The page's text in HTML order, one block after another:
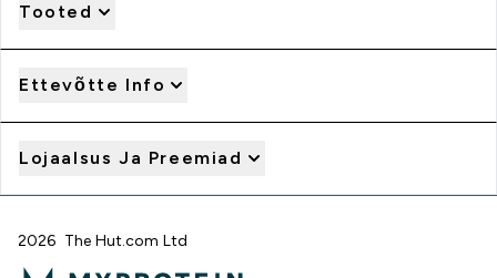
Tooted
Ettevõtte Info
Lojaalsus Ja Preemiad
2026 The Hut.com Ltd